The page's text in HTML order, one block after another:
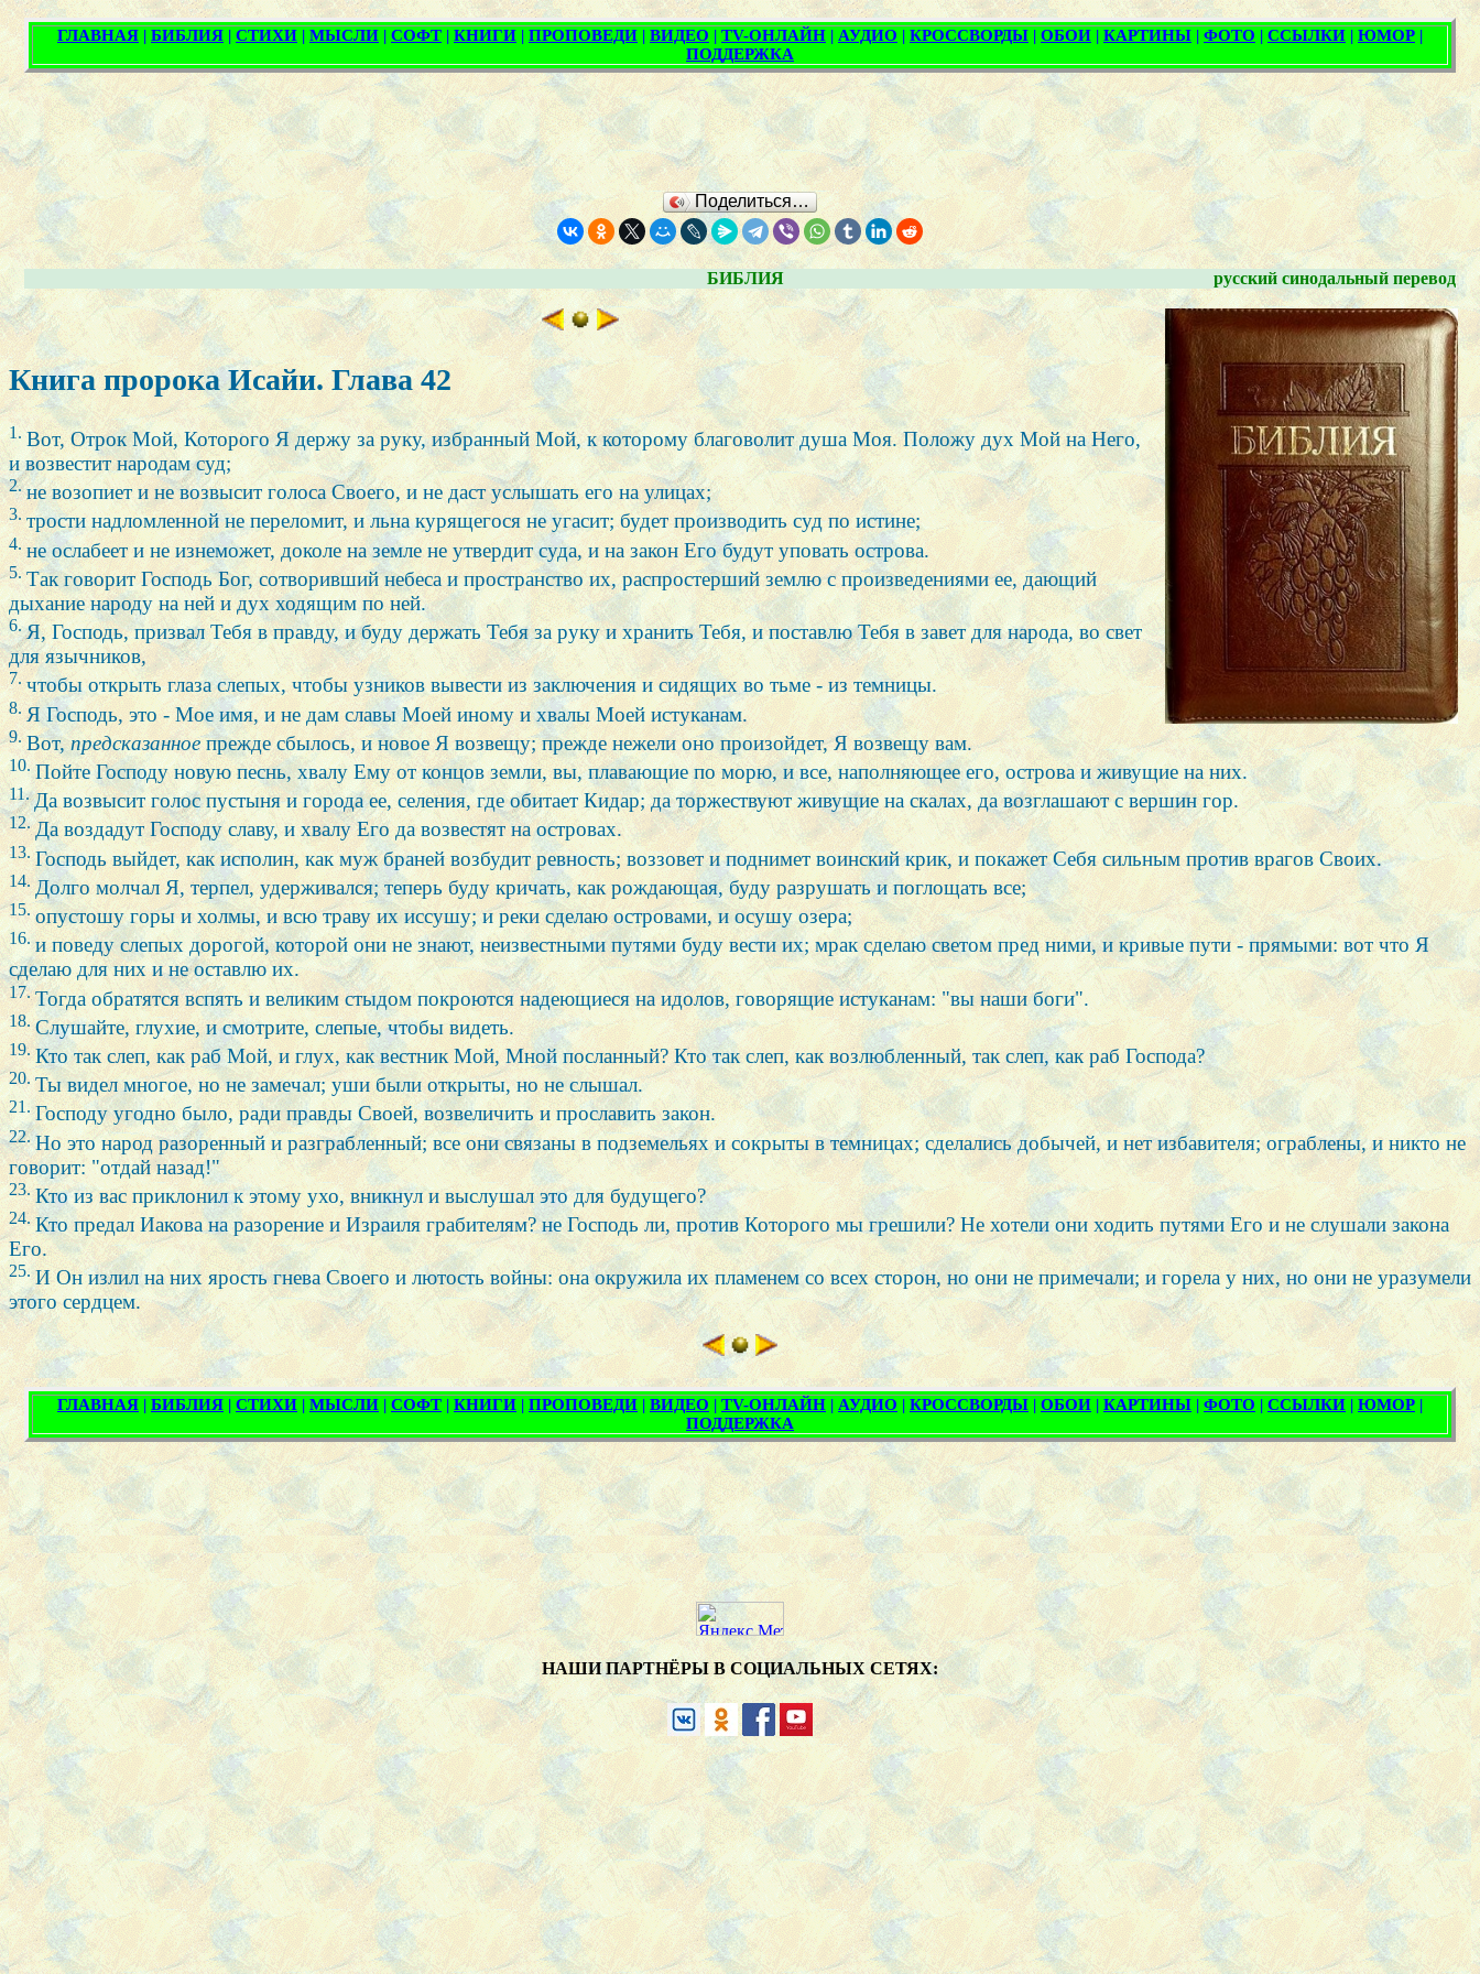
Поделиться…
БИБЛИЯ русский синодальный перевод
Книга пророка Исайи. Глава 42
1.Вот, Отрок Мой, Которого Я держу за руку, избранный Мой, к которому благоволит душа Моя. Положу дух Мой на Него,
и возвестит народам суд;
2.не возопиет и не возвысит голоса Своего, и не даст услышать его на улицах;
3.трости надломленной не переломит, и льна курящегося не угасит; будет производить суд по истине;
4.не ослабеет и не изнеможет, доколе на земле не утвердит суда, и на закон Его будут уповать острова.
5. Так говорит Господь Бог, сотворивший небеса и пространство их, распростерший землю с произведениями ее, дающий
дыхание народу на ней и дух ходящим по ней.
6.Я, Господь, призвал Тебя в правду, и буду держать Тебя за руку и хранить Тебя, и поставлю Тебя в завет для народа, во свет
для язычников,
7.чтобы открыть глаза слепых, чтобы узников вывести из заключения и сидящих во тьме - из темницы.
8.Я Господь, это - Мое имя, и не дам славы Моей иному и хвалы Моей истуканам.
9. Вот,предсказанноепрежде сбылось, и новое Я возвещу; прежде нежели оно произойдет, Я возвещу вам.
10. Пойте Господу новую песнь, хвалу Ему от концов земли, вы, плавающие по морю, и все, наполняющее его, острова и живущие на них.
11.Да возвысит голос пустыня и города ее, селения, где обитает Кидар; да торжествуют живущие на скалах, да возглашают с вершин гор.
12.Да воздадут Господу славу, и хвалу Его да возвестят на островах.
13.Господь выйдет, как исполин, как муж браней возбудит ревность; воззовет и поднимет воинский крик, и покажет Себя сильным против врагов Своих.
14. Долго молчал Я, терпел, удерживался; теперь буду кричать, как рождающая, буду разрушать и поглощать все;
15.опустошу горы и холмы, и всю траву их иссушу; и реки сделаю островами, и осушу озера;
16.и поведу слепых дорогой, которой они не знают, неизвестными путями буду вести их; мрак сделаю светом пред ними, и кривые пути - прямыми: вот что Я
сделаю для них и не оставлю их.
17.Тогда обратятся вспять и великим стыдом покроются надеющиеся на идолов, говорящие истуканам: "вы наши боги".
18.Слушайте, глухие, и смотрите, слепые, чтобы видеть.
19. Кто так слеп, как раб Мой, и глух, как вестник Мой, Мной посланный? Кто так слеп, как возлюбленный, так слеп, как раб Господа?
20. Ты видел многое, но не замечал; уши были открыты, но не слышал.
21. Господу угодно было, ради правды Своей, возвеличить и прославить закон.
22.Но это народ разоренный и разграбленный; все они связаны в подземельях и сокрыты в темницах; сделались добычей, и нет избавителя; ограблены, и никто не
говорит: "отдай назад!"
23. Кто из вас приклонил к этому ухо, вникнул и выслушал это для будущего?
24. Кто предал Иакова на разорение и Израиля грабителям? не Господь ли, против Которого мы грешили? Не хотели они ходить путями Его и не слушали закона
Его.
25. И Он излил на них ярость гнева Своего и лютость войны: она окружила их пламенем со всех сторон, но они не примечали; и горела у них, но они не уразумели
этого сердцем.